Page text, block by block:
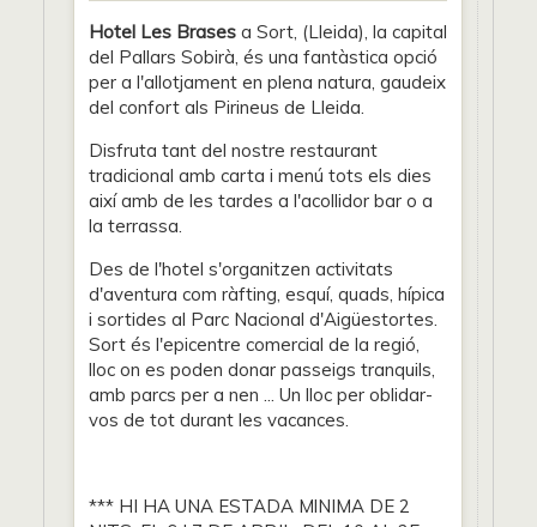
Hotel Les Brases a Sort, (Lleida), la capital
del Pallars Sobirà, és una fantàstica opció
per a l'allotjament en plena natura, gaudeix
del confort als Pirineus de Lleida.
Disfruta tant del nostre restaurant
tradicional amb carta i menú tots els dies
així amb de les tardes a l'acollidor bar o a
la terrassa.
Des de l'hotel s'organitzen activitats
d'aventura com ràfting, esquí, quads, hípica
i sortides al Parc Nacional d'Aigüestortes.
Sort és l'epicentre comercial de la regió,
lloc on es poden donar passeigs tranquils,
amb parcs per a nen ... Un lloc per oblidar-
vos de tot durant les vacances.
*** HI HA UNA ESTADA MlNIMA DE 2